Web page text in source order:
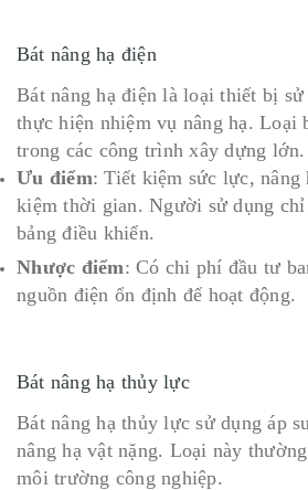
Bát nâng hạ điện
Bát nâng hạ điện là loại thiết bị
thực hiện nhiệm vụ nâng hạ. Loại
trong các công trình xây dựng lớn.
Ưu điểm: Tiết kiệm sức lực,
kiệm thời gian. Người sử dụng chỉ
bảng điều khiển.
Nhược điểm: Có chi phí đầu tư
nguồn điện ổn định để hoạt động.
Bát nâng hạ thủy lực
Bát nâng hạ thủy lực sử dụng áp
nâng hạ vật nặng. Loại này
môi trường công nghiệp.